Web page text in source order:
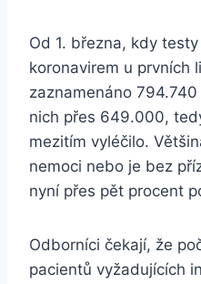
Od 1. března, kdy
koronavirem u prvních
zaznamenáno
nich přes 649.000,
mezitím vyléčilo.
nemoci nebo je bez
nyní přes pět procent
Odborníci čekají, že
pacientů vyžadujících